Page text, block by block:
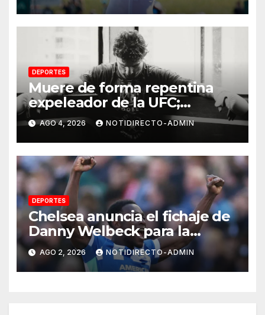
DEPORTES
Muere de forma repentina
expeleador de la UFC;
investigan las causas
AGO 4, 2026 NOTIDIRECTO-ADMIN
DEPORTES
Chelsea anuncia el fichaje de
Danny Welbeck para la
próxima temporada de
Premier League
AGO 2, 2026 NOTIDIRECTO-ADMIN